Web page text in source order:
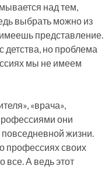
над тем,
выбрать можно из
представление.
детства, но проблема
мы не имеем
«врача»,
они
жизни.
профессиях своих
все. А ведь этот